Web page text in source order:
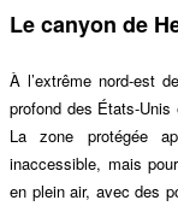
Le canyon de
À l’extrême nord-est
profond des États-
La zone protégée
inaccessible, mais
en plein air, avec des